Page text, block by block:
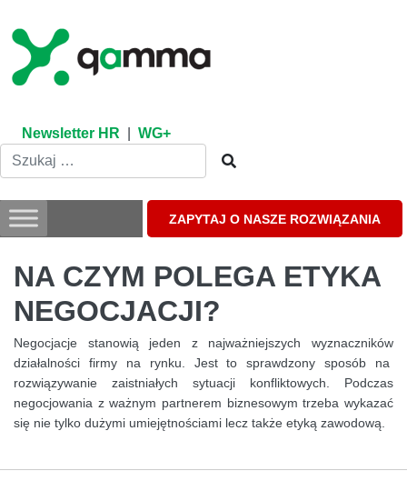
content
Newsletter HR WG+
ZAPYTAJ O NASZE ROZWIĄZANIA
NA CZYM POLEGA ETYKA
NEGOCJACJI?
Negocjacje stanowią jeden z najważniejszych wyznaczników
działalności firmy na rynku. Jest to sprawdzony sposób na
rozwiązywanie zaistniałych sytuacji konfliktowych. Podczas
negocjowania z ważnym partnerem biznesowym trzeba wykazać
się nie tylko dużymi umiejętnościami lecz także etyką zawodową.